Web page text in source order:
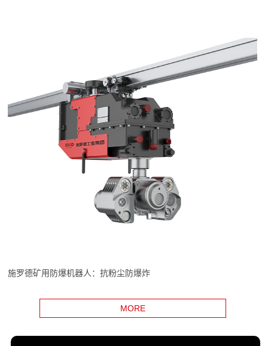
施罗德矿用防爆机器人：抗粉尘防爆炸
MORE